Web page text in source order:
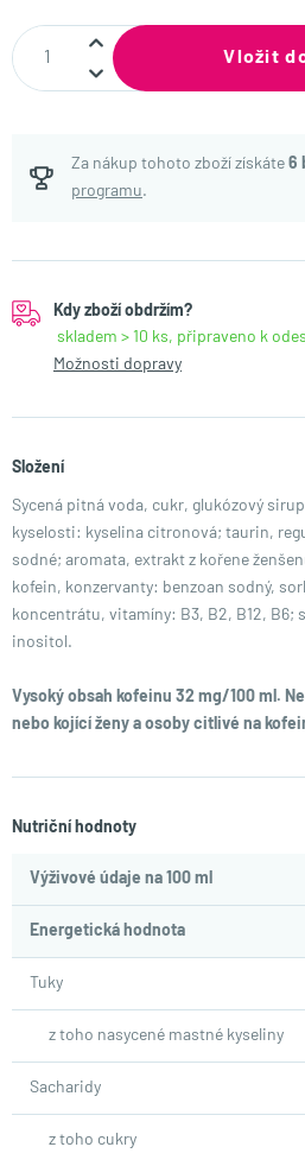
Vložit
Za nákup tohoto zboží získáte 6
programu.
Kdy zboží obdržím?
skladem > 10 ks, připraveno k
Možnosti dopravy
Složení
Sycená pitná voda, cukr, glukózový
kyselosti: kyselina citronová; taurin,
sodné; aromata, extrakt z kořene
kofein, konzervanty: benzoan sodný,
koncentrátu, vitamíny: B3, B2, B12, B6;
inositol.
Vysoký obsah kofeinu 32 mg/100 ml.
nebo kojící ženy a osoby citlivé na
Nutriční hodnoty
Výživové údaje na 100 ml
Energetická hodnota
Tuky
z toho nasycené mastné kyseliny
Sacharidy
z toho cukry